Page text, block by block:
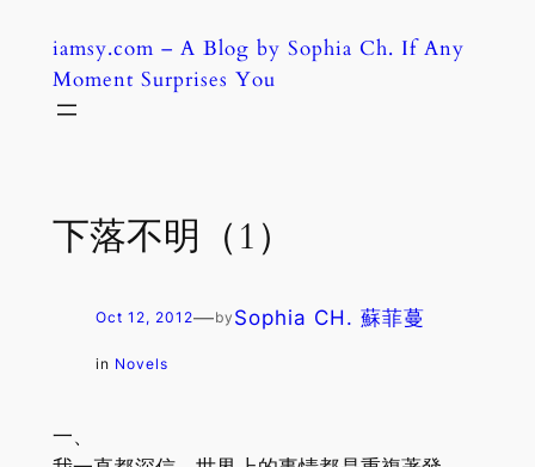
content
iamsy.com – A Blog by Sophia Ch. If Any
Moment Surprises You
下落不明（1）
Oct 12, 2012—by Sophia CH. 蘇菲蔓
in Novels
一、